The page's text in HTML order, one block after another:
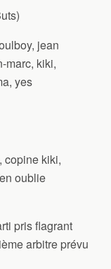
jean
marc, kiki,
yes
copine kiki,
oublie
pris flagrant
arbitre prévu